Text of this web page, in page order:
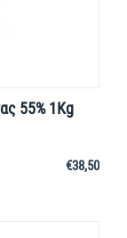
55% 1Kg
€38,50